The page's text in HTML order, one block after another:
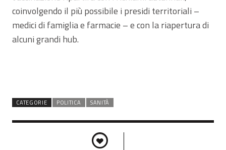
coinvolgendo il più possibile i presidi territoriali –
medici di famiglia e farmacie – e con la riapertura di
alcuni grandi hub.
CATEGORIE POLITICA SANITÀ